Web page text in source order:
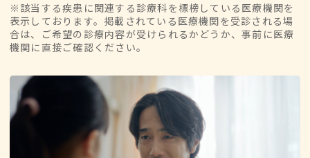
※該当する疾患に関連する診療科を標榜している医療機関を
表示しております。掲載されている医療機関を受診される場
合は、ご希望の診療内容が受けられるかどうか、事前に医療
機関に直接ご確認ください。